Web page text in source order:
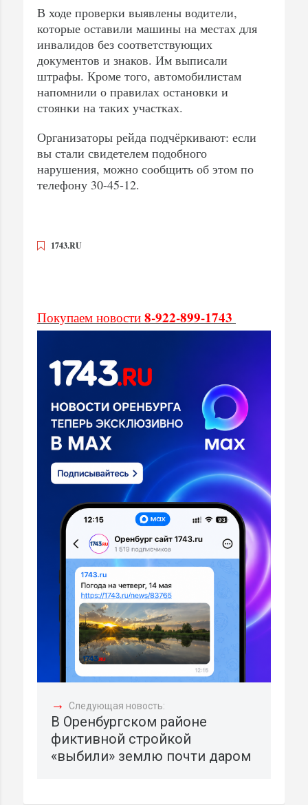
В ходе проверки выявлены водители,
которые оставили машины на местах для
инвалидов без соответствующих
документов и знаков. Им выписали
штрафы. Кроме того, автомобилистам
напомнили о правилах остановки и
стоянки на таких участках.
Организаторы рейда подчёркивают: если
вы стали свидетелем подобного
нарушения, можно сообщить об этом по
телефону 30-45-12.
1743.RU
Покупаем новости 8-922-899-1743
→ Следующая новость:
В Оренбургском районе
фиктивной стройкой
«выбили» землю почти даром